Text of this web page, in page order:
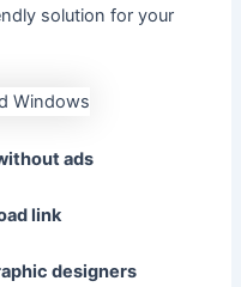
solution for your
ads
link
designers